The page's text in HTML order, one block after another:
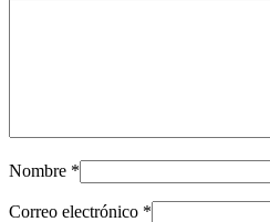
Nombre *
Correo electrónico *